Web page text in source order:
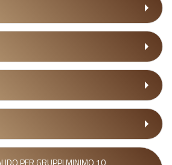
PER GRUPPI MINIMO 10